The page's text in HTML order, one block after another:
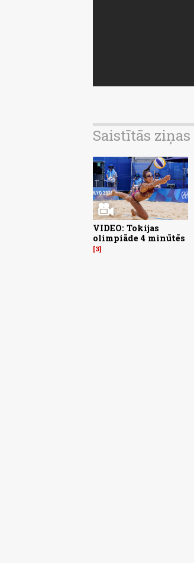
Saistītās ziņas
VIDEO: Tokijas
olimpiāde 4 minūtēs
3